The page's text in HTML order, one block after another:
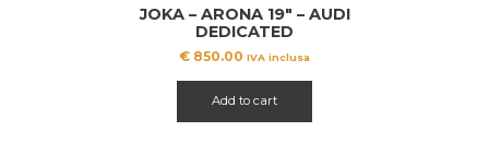
JOKA – ARONA 19″ – AUDI
DEDICATED
€ 850.00 IVA inclusa
Add to cart